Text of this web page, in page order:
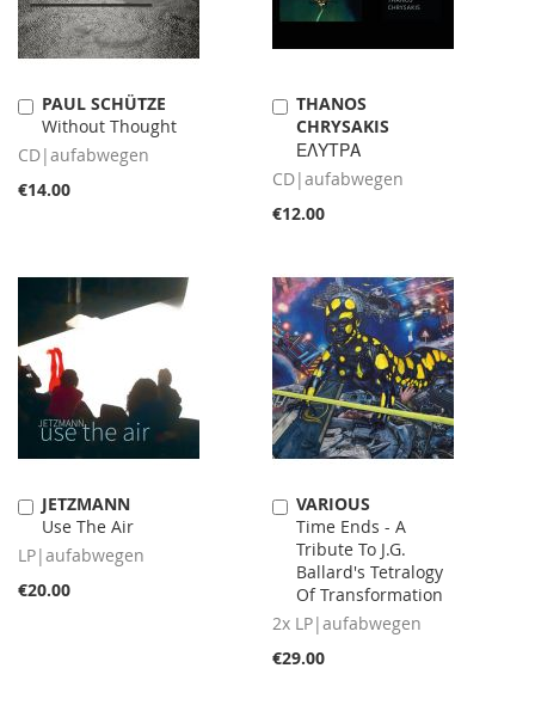
PAUL SCHÜTZE
Without Thought
CD|aufabwegen
€14.00
Add
to
Cart
THANOS
CHRYSAKIS
ΕΛΥΤΡΑ
CD|aufabwegen
€12.00
Add
to
Cart
JETZMANN
Use The Air
LP|aufabwegen
€20.00
Add
to
Cart
VARIOUS
Time Ends - A
Tribute To J.G.
Ballard's Tetralogy
Of Transformation
2x LP|aufabwegen
€29.00
Add
to
Cart